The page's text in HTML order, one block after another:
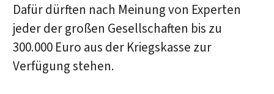
Dafür dürften nach Meinung von Experten
jeder der großen Gesellschaften bis zu
300.000 Euro aus der Kriegskasse zur
Verfügung stehen.